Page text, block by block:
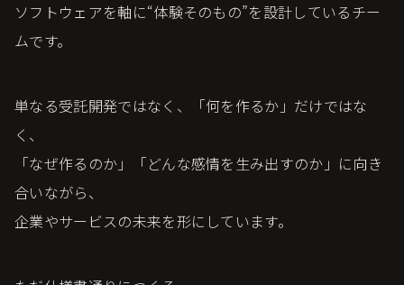
ソフトウェアを軸に“体験そのもの”を設計しているチー
ムです。
単なる受託開発ではなく、「何を作るか」だけではな
く、
「なぜ作るのか」「どんな感情を生み出すのか」に向き
合いながら、
企業やサービスの未来を形にしています。